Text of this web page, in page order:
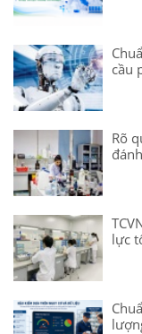
cầu
Rõ
lực